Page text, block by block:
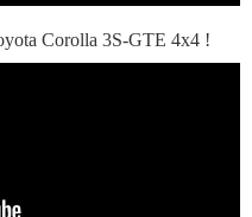
Corolla 3S-GTE 4x4 !